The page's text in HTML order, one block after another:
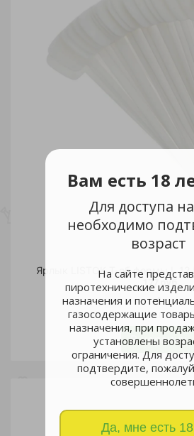
Вам есть 18
Для доступа
необходимо
возраст
На сайте
пиротехнические
назначения и
газосодержащие
назначения, при
установлены
ограничения. Для
подтвердите,
Да, мне есть
Ярлык LISTOK Т-об.формы L
177 руб.
шт
В корзину